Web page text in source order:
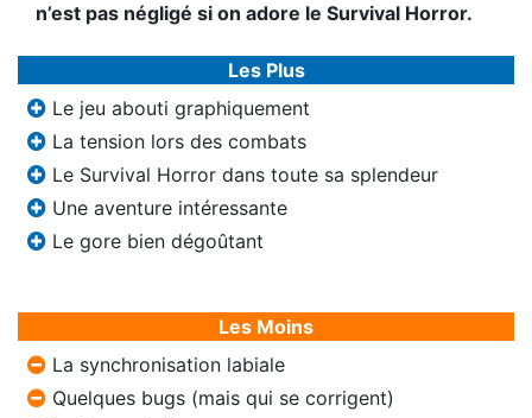
n’est pas négligé si on adore le Survival Horror.
Les Plus
Le jeu abouti graphiquement
La tension lors des combats
Le Survival Horror dans toute sa splendeur
Une aventure intéressante
Le gore bien dégoûtant
Les Moins
La synchronisation labiale
Quelques bugs (mais qui se corrigent)